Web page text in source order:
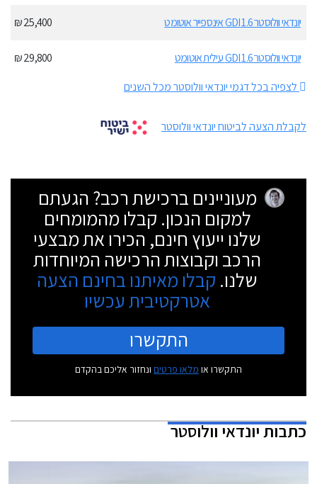
יונדאי וולוסטר 1.6 GDI אינספייר אוטומט 25,400 ₪
יונדאי וולוסטר 1.6 GDI עילית אוטומט
29,800 ₪
לצפיה בכל דגמי יונדאי וולוסטר מכל השנים
לקבלת הצעה לביטוח יונדאי וולוסטר
מעוניינים ברכישת רכב? הגעתם
למקום הנכון. קבלו מהמומחים
שלנו ייעוץ חינם, הכירו את מבצעי
הרכב וקבוצות הרכישה המיוחדות
שלנו. קבלו מאיתנו בחינם הצעה
אטרקטיבית עכשיו
התקשרו
התקשרו או מלאו פרטים ונחזור אליכם בהקדם
כתבותיונדאי וולוסטר